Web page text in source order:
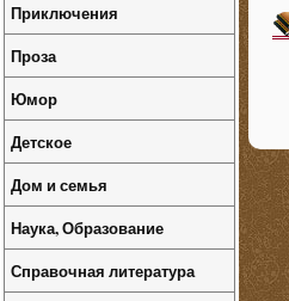
Приключения
Проза
Юмор
Детское
Дом и семья
Наука, Образование
Справочная литература